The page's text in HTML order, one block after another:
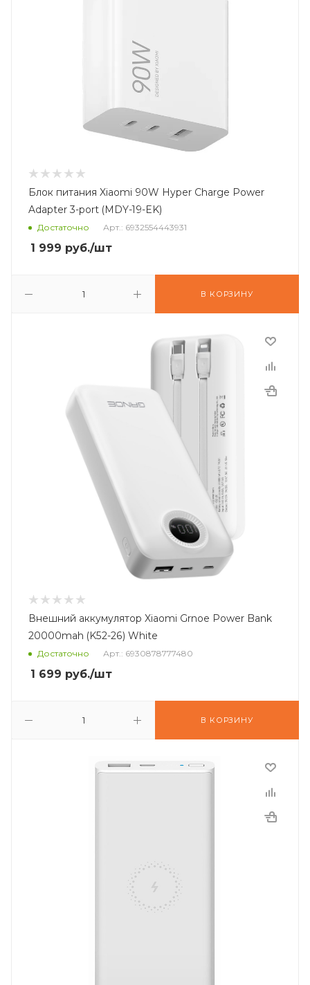
Блок питания Xiaomi 90W Hyper Charge Power
Adapter 3-port (MDY-19-EK)
Достаточно Арт.: 6932554443931
1 999 руб./шт
В КОРЗИНУ
Внешний аккумулятор Xiaomi Grnoe Power Bank
20000mah (K52-26) White
Достаточно Арт.: 6930878777480
1 699 руб./шт
В КОРЗИНУ